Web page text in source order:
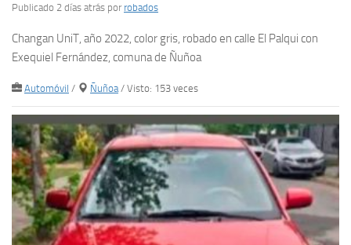
Publicado 2 días atrás por robados
Changan UniT, año 2022, color gris, robado en calle El Palqui con
Exequiel Fernández, comuna de Ñuñoa
Automóvil / Ñuñoa / Visto: 153 veces